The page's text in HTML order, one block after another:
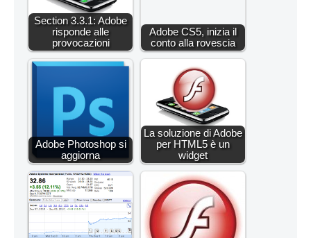
Section 3.3.1: Adobe
risponde alle
provocazioni
Adobe CS5, inizia il
conto alla rovescia
Adobe Photoshop si
aggiorna
La soluzione di Adobe
per HTML5 è un
widget